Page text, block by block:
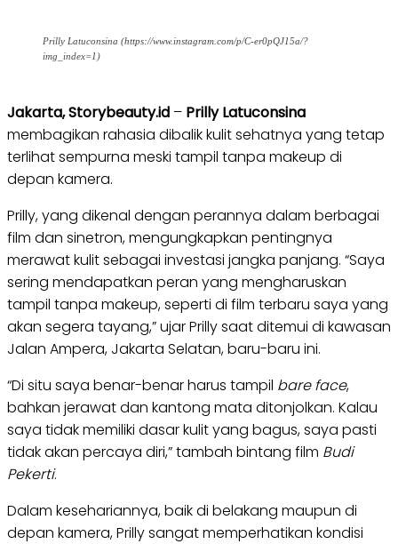
Prilly Latuconsina (https://www.instagram.com/p/C-er0pQJ15a/?
img_index=1)
Jakarta, Storybeauty.id – Prilly Latuconsina
membagikan rahasia dibalik kulit sehatnya yang tetap
terlihat sempurna meski tampil tanpa makeup di
depan kamera.
Prilly, yang dikenal dengan perannya dalam berbagai
film dan sinetron, mengungkapkan pentingnya
merawat kulit sebagai investasi jangka panjang. “Saya
sering mendapatkan peran yang mengharuskan
tampil tanpa makeup, seperti di film terbaru saya yang
akan segera tayang,” ujar Prilly saat ditemui di kawasan
Jalan Ampera, Jakarta Selatan, baru-baru ini.
“Di situ saya benar-benar harus tampil bare face,
bahkan jerawat dan kantong mata ditonjolkan. Kalau
saya tidak memiliki dasar kulit yang bagus, saya pasti
tidak akan percaya diri,” tambah bintang film Budi
Pekerti.
Dalam kesehariannya, baik di belakang maupun di
depan kamera, Prilly sangat memperhatikan kondisi